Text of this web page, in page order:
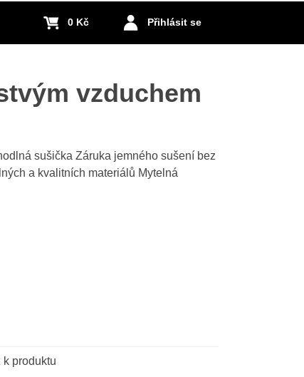
Přihlásit se
0 Kč
vzduchem
sušička Záruka jemného sušení bez
a kvalitních materiálů Mytelná
k produktu